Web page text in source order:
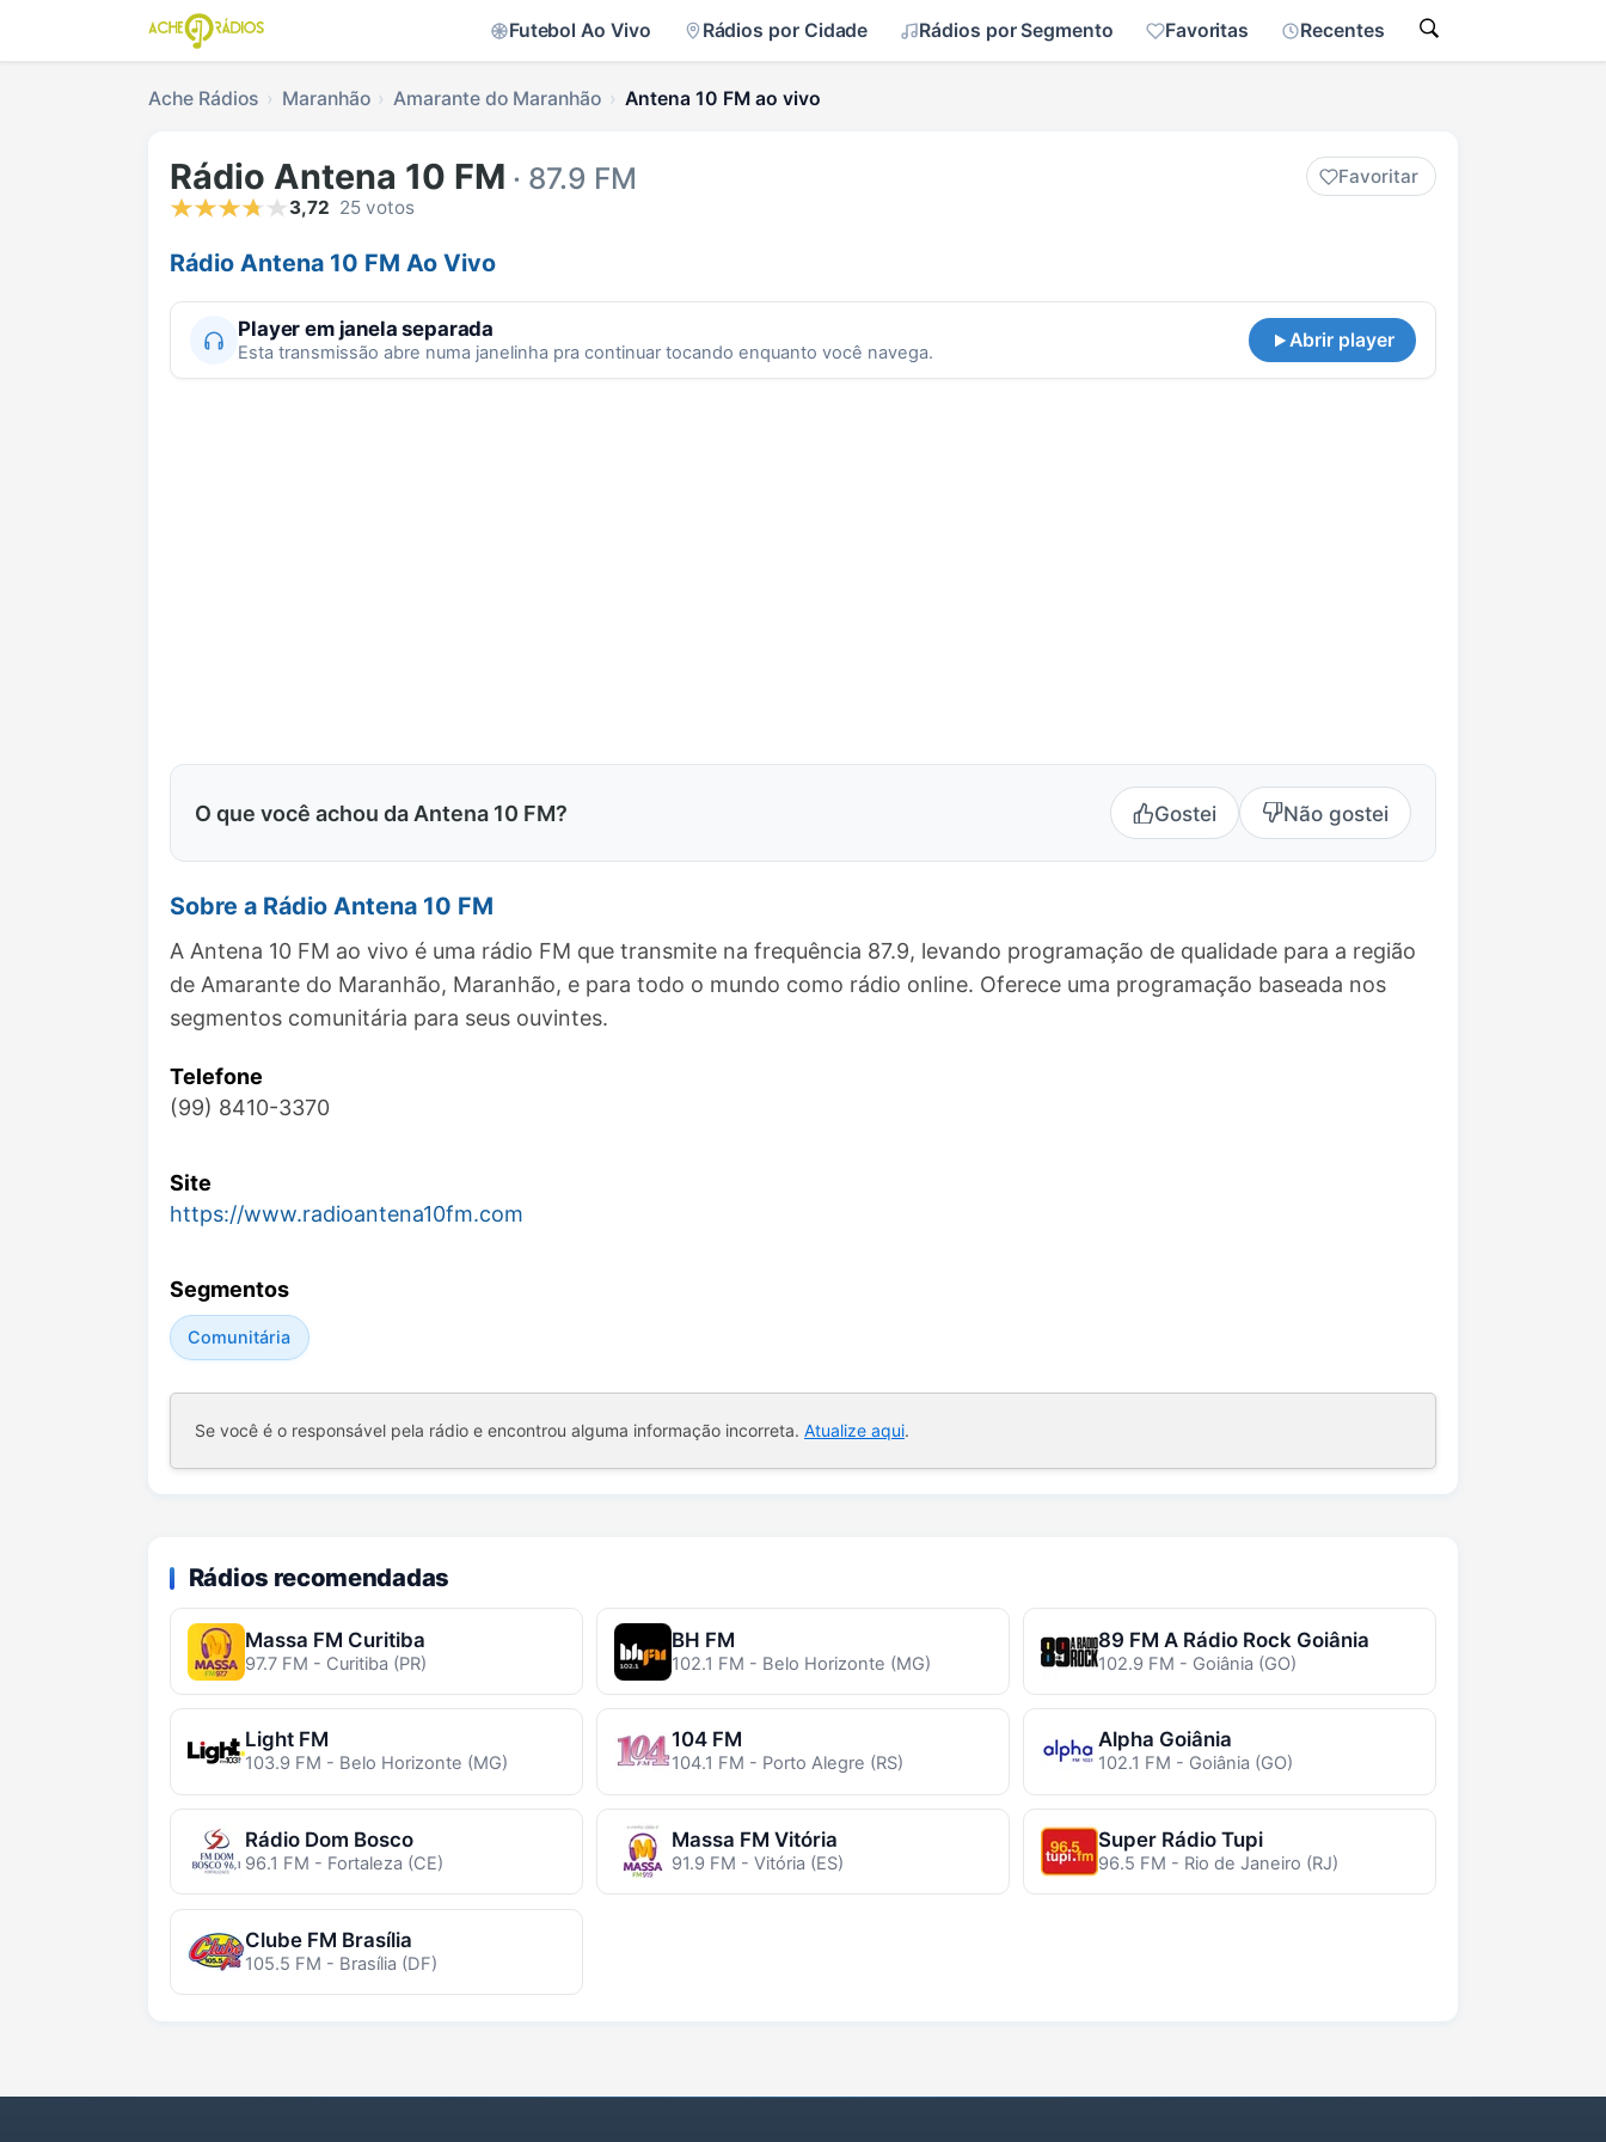
Futebol Ao Vivo Rádios por Cidade Rádios por Segmento Favoritas Recentes
Ache Rádios Maranhão Amarante do Maranhão Antena 10 FM ao vivo
Rádio Antena 10 FM · 87.9 FM
Favoritar
3,72 25 votos
Rádio Antena 10 FM Ao Vivo
Player em janela separada
Esta transmissão abre numa janelinha pra continuar tocando enquanto você navega.
Abrir player
O que você achou da Antena 10 FM? Gostei Não gostei
Sobre a Rádio Antena 10 FM
A Antena 10 FM ao vivo é uma rádio FM que transmite na frequência 87.9, levando programação de qualidade para a região
de Amarante do Maranhão, Maranhão, e para todo o mundo como rádio online. Oferece uma programação baseada nos
segmentos comunitária para seus ouvintes.
Telefone
(99) 8410-3370
Site
https://www.radioantena10fm.com
Segmentos
Comunitária
Se você é o responsável pela rádio e encontrou alguma informação incorreta. Atualize aqui.
Rádios recomendadas
Massa FM Curitiba
97.7 FM - Curitiba (PR)
BH FM
102.1 FM - Belo Horizonte (MG)
89 FM A Rádio Rock Goiânia
102.9 FM - Goiânia (GO)
Light FM
103.9 FM - Belo Horizonte (MG)
104 FM
104.1 FM - Porto Alegre (RS)
Alpha Goiânia
102.1 FM - Goiânia (GO)
Rádio Dom Bosco
96.1 FM - Fortaleza (CE)
Massa FM Vitória
91.9 FM - Vitória (ES)
Super Rádio Tupi
96.5 FM - Rio de Janeiro (RJ)
Clube FM Brasília
105.5 FM - Brasília (DF)